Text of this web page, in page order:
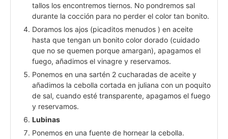
tallos los encontremos tiernos. No pondremos sal
durante la cocción para no perder el color tan bonito.
Doramos los ajos (picaditos menudos ) en aceite
hasta que tengan un bonito color dorado (cuidado
que no se quemen porque amargan), apagamos el
fuego, añadimos el vinagre y reservamos.
Ponemos en una sartén 2 cucharadas de aceite y
añadimos la cebolla cortada en juliana con un poquito
de sal, cuando esté transparente, apagamos el fuego
y reservamos.
Lubinas
Ponemos en una fuente de hornear la cebolla.